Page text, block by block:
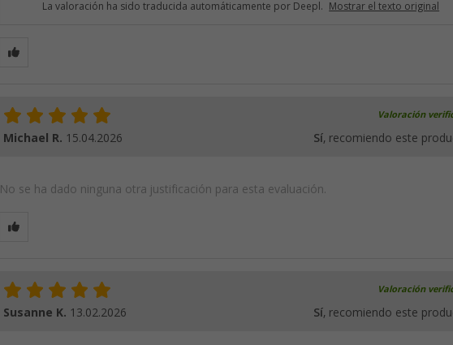
La valoración ha sido traducida automáticamente por Deepl. Mostrar el texto original
Valoración
Michael R. 15.04.2026 Sí, recomiendo este
No se ha dado ninguna otra justificación para esta evaluación.
Valoración
Susanne K. 13.02.2026 Sí, recomiendo este